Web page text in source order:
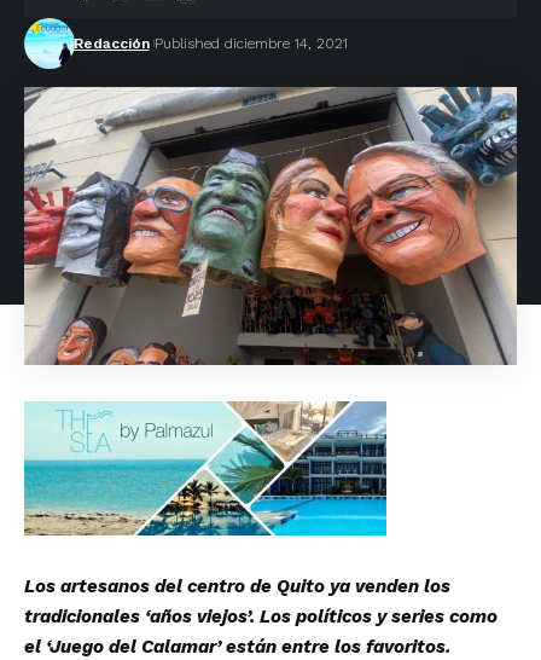
Redacción Published diciembre 14, 2021
Los artesanos del centro de Quito ya venden los
tradicionales ‘años viejos’. Los políticos y series como
el ‘Juego del Calamar’ están entre los favoritos.